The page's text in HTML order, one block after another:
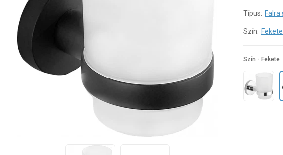
Típus: Falra
Szín: Fekete
Szín - Fekete